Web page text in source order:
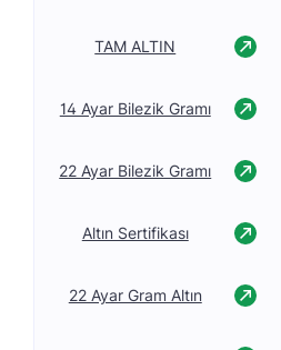
TAM ALTIN
14 Ayar Bilezik Gramı
22 Ayar Bilezik Gramı
Altın Sertifikası
22 Ayar Gram Altın